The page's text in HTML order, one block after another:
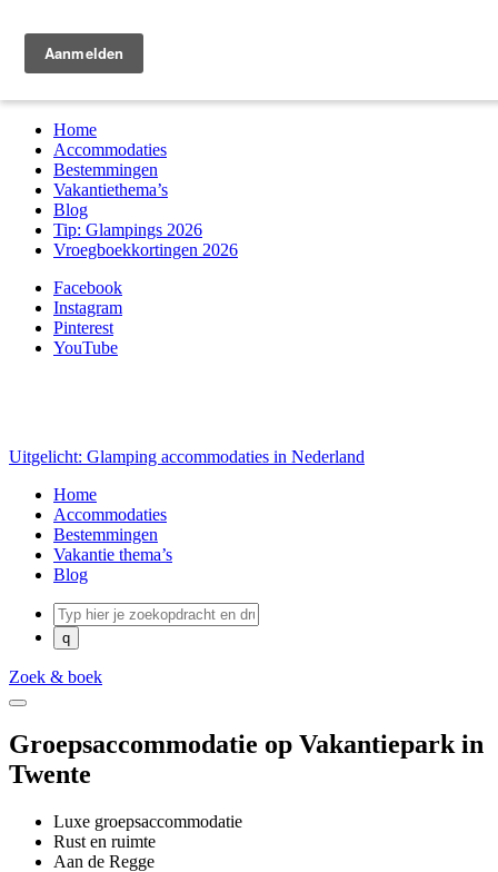
Home
Accommodaties
Bestemmingen
Vakantiethema’s
Blog
Tip: Glampings 2026
Vroegboekkortingen 2026
Facebook
Instagram
Pinterest
YouTube
Uitgelicht: Glamping accommodaties in Nederland
Home
Accommodaties
Bestemmingen
Vakantie thema’s
Blog
Zoek & boek
Groepsaccommodatie op Vakantiepark in
Twente
Luxe groepsaccommodatie
Rust en ruimte
Aan de Regge